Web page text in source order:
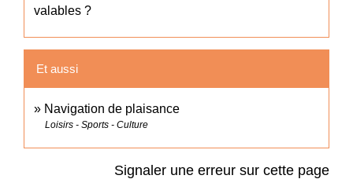
valables ?
Et aussi
Navigation de plaisance
Loisirs - Sports - Culture
Signaler une erreur sur cette page